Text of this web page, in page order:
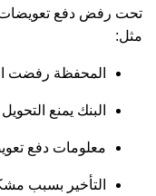
تحت رفض دفع
مثل:
المحفظة رفضت
البنك يمنع التحويل
معلومات دفع
التأخير بسبب